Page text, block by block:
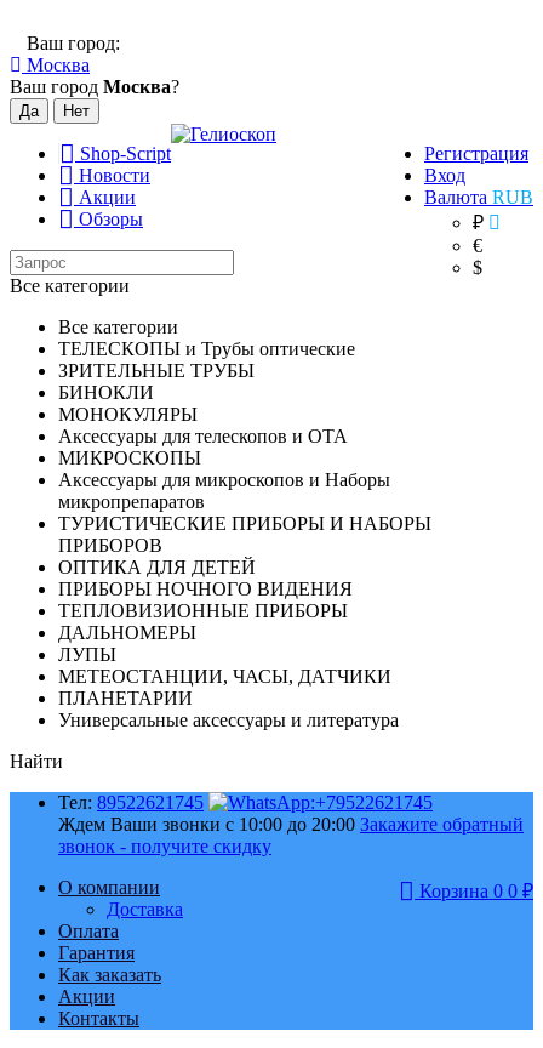
Ваш город:
Москва
Ваш город Москва?
Shop-Script
Новости
Акции
Обзоры
Регистрация
Вход
Валюта RUB
₽
€
$
Все категории
Все категории
ТЕЛЕСКОПЫ и Трубы оптические
ЗРИТЕЛЬНЫЕ ТРУБЫ
БИНОКЛИ
МОНОКУЛЯРЫ
Аксессуары для телескопов и ОТА
МИКРОСКОПЫ
Аксессуары для микроскопов и Наборы
микропрепаратов
ТУРИСТИЧЕСКИЕ ПРИБОРЫ И НАБОРЫ
ПРИБОРОВ
ОПТИКА ДЛЯ ДЕТЕЙ
ПРИБОРЫ НОЧНОГО ВИДЕНИЯ
ТЕПЛОВИЗИОННЫЕ ПРИБОРЫ
ДАЛЬНОМЕРЫ
ЛУПЫ
МЕТЕОСТАНЦИИ, ЧАСЫ, ДАТЧИКИ
ПЛАНЕТАРИИ
Универсальные аксессуары и литература
Найти
Тел: 89522621745
Ждем Ваши звонки с 10:00 до 20:00 Закажите обратный
звонок - получите скидку
Корзина 0 0 ₽
О компании
Доставка
Оплата
Гарантия
Как заказать
Акции
Контакты